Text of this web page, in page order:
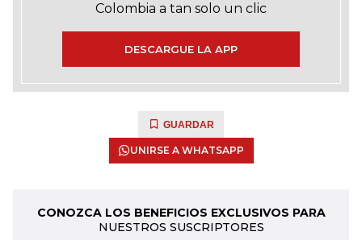
Colombia a tan solo un clic
DESCARGUE LA APP
GUARDAR
UNIRSE A WHATSAPP
CONOZCA LOS BENEFICIOS EXCLUSIVOS PARA
NUESTROS SUSCRIPTORES